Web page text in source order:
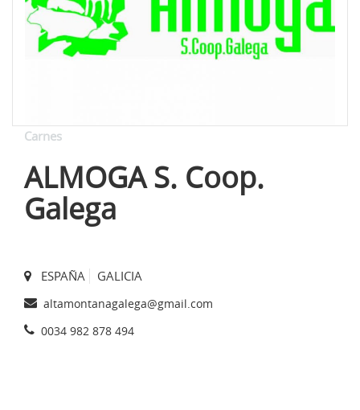
Carnes
ALMOGA S. Coop.
Galega
ESPAÑA GALICIA
altamontanagalega@gmail.com
0034 982 878 494